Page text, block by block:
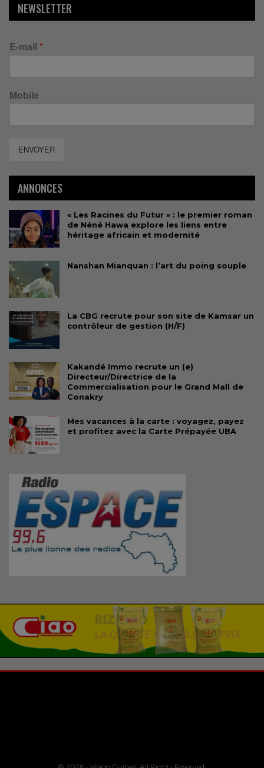
NEWSLETTER
E-mail *
Mobile
ENVOYER
ANNONCES
« Les Racines du Futur » : le premier roman
de Néné Hawa explore les liens entre
héritage africain et modernité
Nanshan Mianquan : l’art du poing souple
La CBG recrute pour son site de Kamsar un
contrôleur de gestion (H/F)
Kakandé Immo recrute un (e)
Directeur/Directrice de la
Commercialisation pour le Grand Mall de
Conakry
Mes vacances à la carte : voyagez, payez
et profitez avec la Carte Prépayée UBA